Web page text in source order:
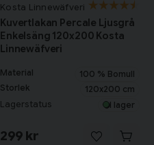
Kosta Linnewäfveri
Kuvertlakan Percale Ljusgrå
Enkelsäng 120x200 Kosta
Linnewäfveri
Material
100 % Bomull
Storlek
120x200 cm
Lagerstatus I lager
299 kr